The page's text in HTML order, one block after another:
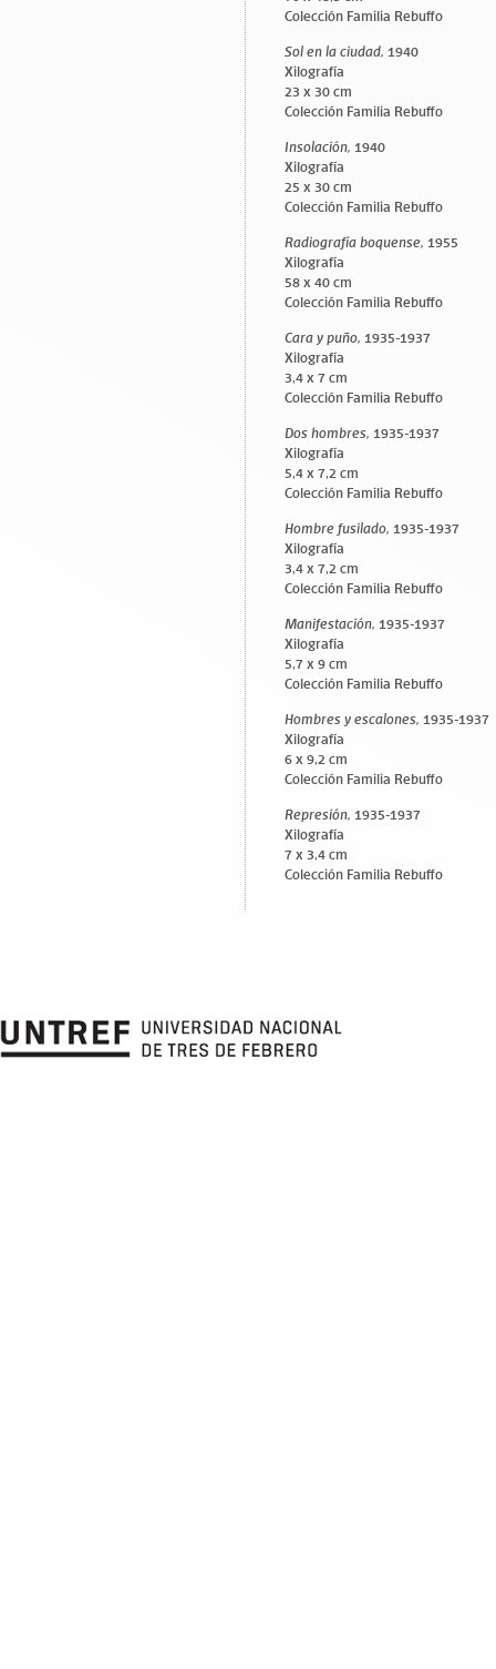
Colección Familia Rebuffo
Sol en la ciudad, 1940
Xilografía
23 x 30 cm
Colección Familia Rebuffo
Insolación, 1940
Xilografía
25 x 30 cm
Colección Familia Rebuffo
Radiografía boquense, 1955
Xilografía
58 x 40 cm
Colección Familia Rebuffo
Cara y puño, 1935-1937
Xilografía
3,4 x 7 cm
Colección Familia Rebuffo
Dos hombres, 1935-1937
Xilografía
5,4 x 7,2 cm
Colección Familia Rebuffo
Hombre fusilado, 1935-1937
Xilografía
3,4 x 7,2 cm
Colección Familia Rebuffo
Manifestación, 1935-1937
Xilografía
5,7 x 9 cm
Colección Familia Rebuffo
Hombres y escalones, 1935-1937
Xilografía
6 x 9,2 cm
Colección Familia Rebuffo
Represión, 1935-1937
Xilografía
7 x 3,4 cm
Colección Familia Rebuffo